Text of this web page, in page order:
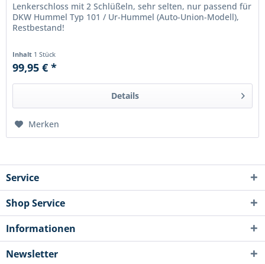
Lenkerschloss mit 2 Schlüßeln, sehr selten, nur passend für
DKW Hummel Typ 101 / Ur-Hummel (Auto-Union-Modell),
Restbestand!
Inhalt 1 Stück
99,95 € *
Details
Merken
Service
Shop Service
Informationen
Newsletter